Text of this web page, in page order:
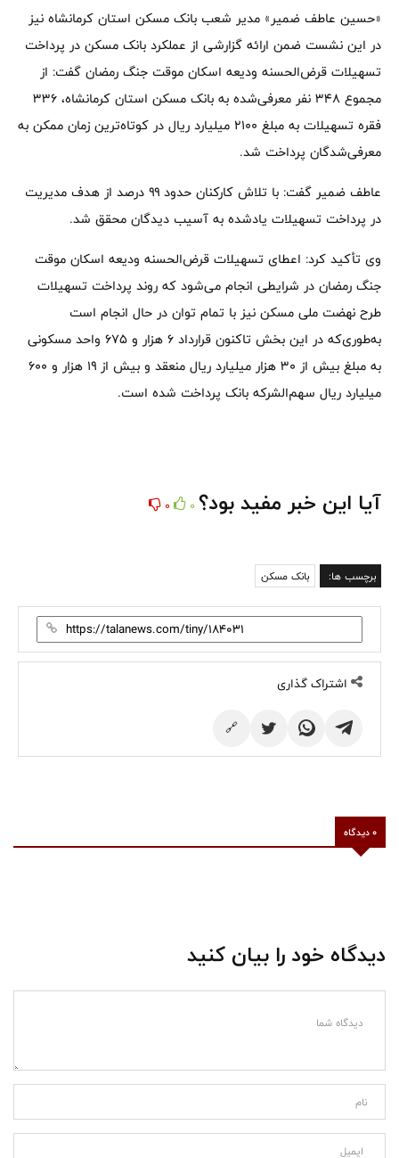
«حسین عاطف ضمیر» مدیر شعب بانک مسکن استان کرمانشاه نیز
در این نشست ضمن ارائه گزارشی از عملکرد بانک مسکن در پرداخت
تسهیلات قرض‌الحسنه ودیعه اسکان موقت جنگ رمضان گفت: از
مجموع ۳۴۸ نفر معرفی‌شده به بانک مسکن استان کرمانشاه، ۳۳۶
فقره تسهیلات به مبلغ ۲۱۰۰ میلیارد ریال در کوتاه‌ترین زمان ممکن به
معرفی‌شدگان پرداخت شد.
عاطف ضمیر گفت: با تلاش کارکنان حدود ۹۹ درصد از هدف مدیریت
در پرداخت تسهیلات یادشده به آسیب دیدگان محقق شد.
وی تأکید کرد: اعطای تسهیلات قرض‌الحسنه ودیعه اسکان موقت
جنگ رمضان در شرایطی انجام می‌شود که روند پرداخت تسهیلات
طرح نهضت ملی مسکن نیز با تمام توان در حال انجام است
به‌طوری‌که در این بخش تاکنون قرارداد ۶ هزار و ۶۷۵ واحد مسکونی
به مبلغ بیش از ۳۰ هزار میلیارد ریال منعقد و بیش از ۱۹ هزار و ۶۰۰
میلیارد ریال سهم‌الشرکه بانک پرداخت شده است.
آیا این خبر مفید بود؟ 0
0
برچسب ها: بانک مسکن
اشتراک گذاری
🔗
0 دیدگاه
دیدگاه خود را بیان کنید